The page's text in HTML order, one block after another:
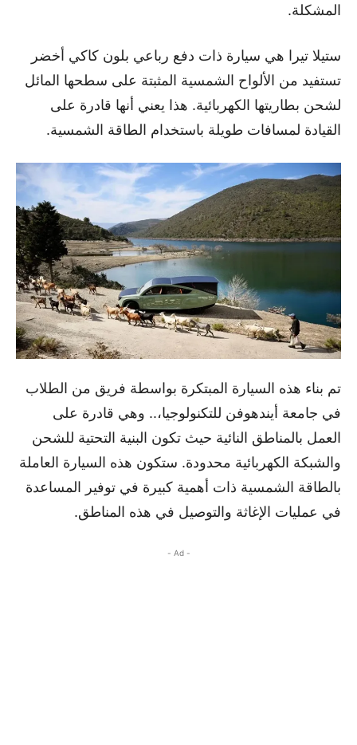
المشكلة.
ستيلا تيرا هي سيارة ذات دفع رباعي بلون كاكي أخضر
تستفيد من الألواح الشمسية المثبتة على سطحها المائل
لشحن بطاريتها الكهربائية. هذا يعني أنها قادرة على
القيادة لمسافات طويلة باستخدام الطاقة الشمسية.
تم بناء هذه السيارة المبتكرة بواسطة فريق من الطلاب
في جامعة أيندهوفن للتكنولوجيا،.. وهي قادرة على
العمل بالمناطق النائية حيث تكون البنية التحتية للشحن
والشبكة الكهربائية محدودة. ستكون هذه السيارة العاملة
بالطاقة الشمسية ذات أهمية كبيرة في توفير المساعدة
في عمليات الإغاثة والتوصيل في هذه المناطق.
- Ad -